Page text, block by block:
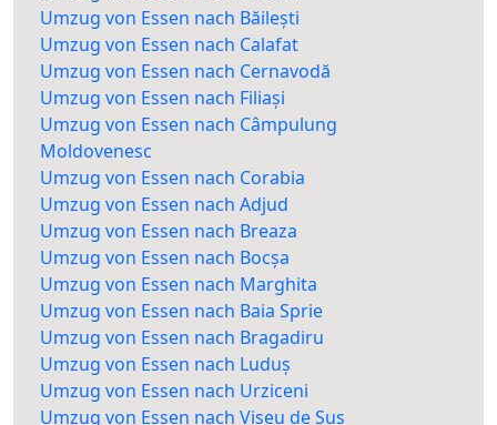
Umzug von Essen nach Băilești
Umzug von Essen nach Calafat
Umzug von Essen nach Cernavodă
Umzug von Essen nach Filiași
Umzug von Essen nach Câmpulung
Moldovenesc
Umzug von Essen nach Corabia
Umzug von Essen nach Adjud
Umzug von Essen nach Breaza
Umzug von Essen nach Bocșa
Umzug von Essen nach Marghita
Umzug von Essen nach Baia Sprie
Umzug von Essen nach Bragadiru
Umzug von Essen nach Luduș
Umzug von Essen nach Urziceni
Umzug von Essen nach Vișeu de Sus